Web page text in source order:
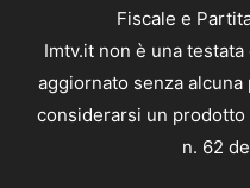
Fiscale e
Imtv.it non è una
aggiornato senza
considerarsi un
n. 62